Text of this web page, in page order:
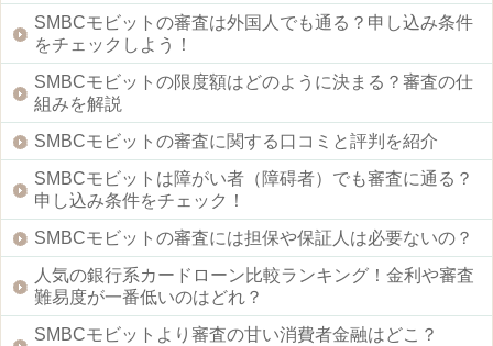
SMBCモビットの審査は外国人でも通る？申し込み条件
をチェックしよう！
SMBCモビットの限度額はどのように決まる？審査の仕
組みを解説
SMBCモビットの審査に関する口コミと評判を紹介
SMBCモビットは障がい者（障碍者）でも審査に通る？
申し込み条件をチェック！
SMBCモビットの審査には担保や保証人は必要ないの？
人気の銀行系カードローン比較ランキング！金利や審査
難易度が一番低いのはどれ？
SMBCモビットより審査の甘い消費者金融はどこ？